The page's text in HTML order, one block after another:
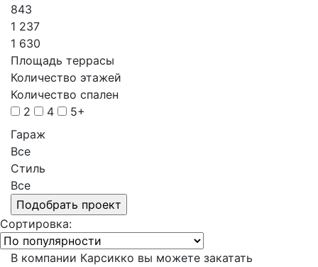
843
1 237
1 630
Площадь террасы
Количество этажей
Количество спален
2
4
5+
Гараж
Все
Стиль
Все
Сортировка:
В компании Карсикко вы можете закатать